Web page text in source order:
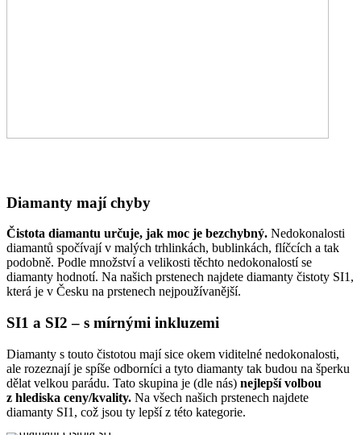
Diamanty mají chyby
Čistota diamantu určuje, jak moc je bezchybný. Nedokonalosti
diamantů spočívají v malých trhlinkách, bublinkách, flíčcích a tak
podobně. Podle množství a velikosti těchto nedokonalostí se
diamanty hodnotí. Na našich prstenech najdete diamanty čistoty SI1,
která je v Česku na prstenech nejpoužívanější.
SI1 a SI2 – s mírnými inkluzemi
Diamanty s touto čistotou mají sice okem viditelné nedokonalosti,
ale rozeznají je spíše odborníci a tyto diamanty tak budou na šperku
dělat velkou parádu. Tato skupina je (dle nás) nejlepší volbou
z hlediska ceny/kvality. Na všech našich prstenech najdete
diamanty SI1, což jsou ty lepší z této kategorie.